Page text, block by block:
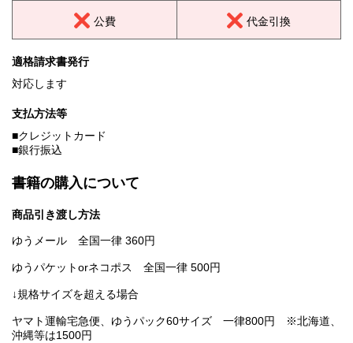
公費 代金引換
適格請求書発行
対応します
支払方法等
■クレジットカード
■銀行振込
書籍の購入について
商品引き渡し方法
ゆうメール 全国一律 360円
ゆうパケットorネコポス 全国一律 500円
↓規格サイズを超える場合
ヤマト運輸宅急便、ゆうパック60サイズ 一律800円 ※北海道、
沖縄等は1500円